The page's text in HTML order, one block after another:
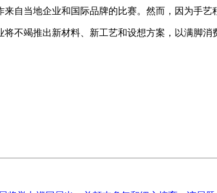
当地企业和国际品牌的比赛。然而，因为手艺
竭推出新材料、新工艺和设想方案，以满脚消